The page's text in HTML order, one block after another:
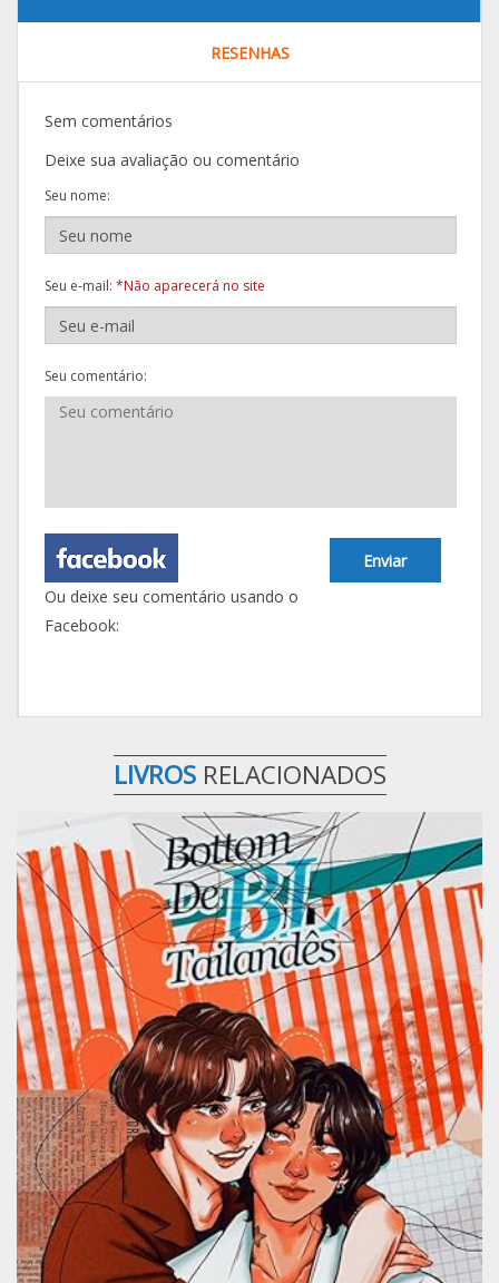
RESENHAS
Sem comentários
Deixe sua avaliação ou comentário
Seu nome:
Seu e-mail: *Não aparecerá no site
Seu comentário:
Enviar
Ou deixe seu comentário usando o
Facebook:
LIVROS RELACIONADOS